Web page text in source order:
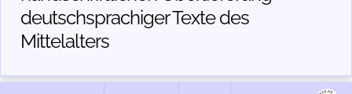
deutschsprachiger Texte des
Mittelalters